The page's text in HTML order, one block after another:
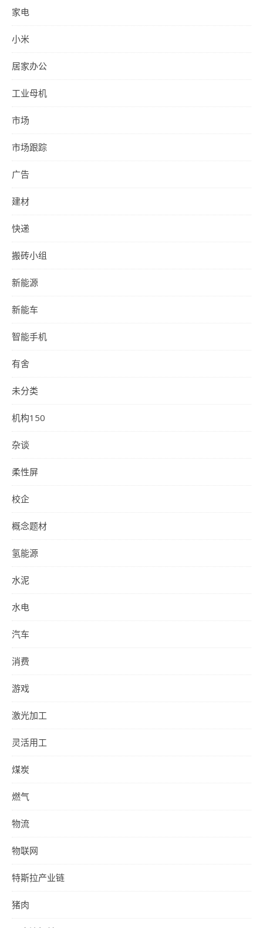
家电
小米
居家办公
工业母机
市场
市场跟踪
广告
建材
快递
搬砖小组
新能源
新能车
智能手机
有舍
未分类
机构150
杂谈
柔性屏
校企
概念题材
氢能源
水泥
水电
汽车
消费
游戏
激光加工
灵活用工
煤炭
燃气
物流
物联网
特斯拉产业链
猪肉